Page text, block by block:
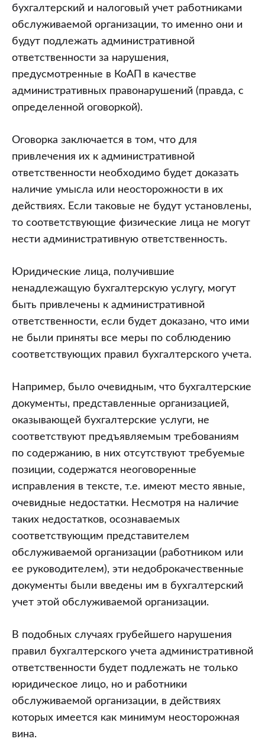
бухгалтерский и налоговый учет работниками
обслуживаемой организации, то именно они и
будут подлежать административной
ответственности за нарушения,
предусмотренные в КоАП в качестве
административных правонарушений (правда, с
определенной оговоркой).
Оговорка заключается в том, что для
привлечения их к административной
ответственности необходимо будет доказать
наличие умысла или неосторожности в их
действиях. Если таковые не будут установлены,
то соответствующие физические лица не могут
нести административную ответственность.
Юридические лица, получившие
ненадлежащую бухгалтерскую услугу, могут
быть привлечены к административной
ответственности, если будет доказано, что ими
не были приняты все меры по соблюдению
соответствующих правил бухгалтерского учета.
Например, было очевидным, что бухгалтерские
документы, представленные организацией,
оказывающей бухгалтерские услуги, не
соответствуют предъявляемым требованиям
по содержанию, в них отсутствуют требуемые
позиции, содержатся неоговоренные
исправления в тексте, т.е. имеют место явные,
очевидные недостатки. Несмотря на наличие
таких недостатков, осознаваемых
соответствующим представителем
обслуживаемой организации (работником или
ее руководителем), эти недоброкачественные
документы были введены им в бухгалтерский
учет этой обслуживаемой организации.
В подобных случаях грубейшего нарушения
правил бухгалтерского учета административной
ответственности будет подлежать не только
юридическое лицо, но и работники
обслуживаемой организации, в действиях
которых имеется как минимум неосторожная
вина.